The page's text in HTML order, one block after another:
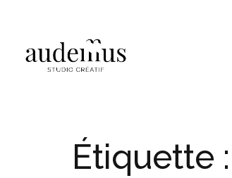
Étiquette :